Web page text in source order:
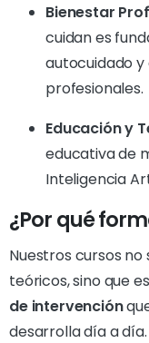
Bienestar
cuidan es
autocuidado
profesionales.
Educación y
educativa de
Inteligencia
¿Por qué
Nuestros cursos
teóricos, sino que
de intervención
desarrolla día a